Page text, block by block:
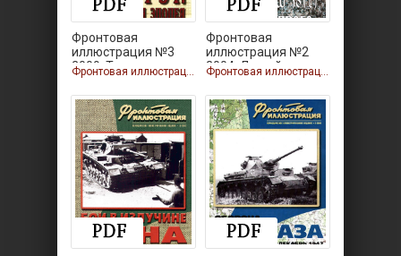
Фронтовая
иллюстрация №3
2009. Танк
Фронтовая иллюстрация
Фронтовая
иллюстрация №2
2004. Легкий
Фронтовая иллюстрация